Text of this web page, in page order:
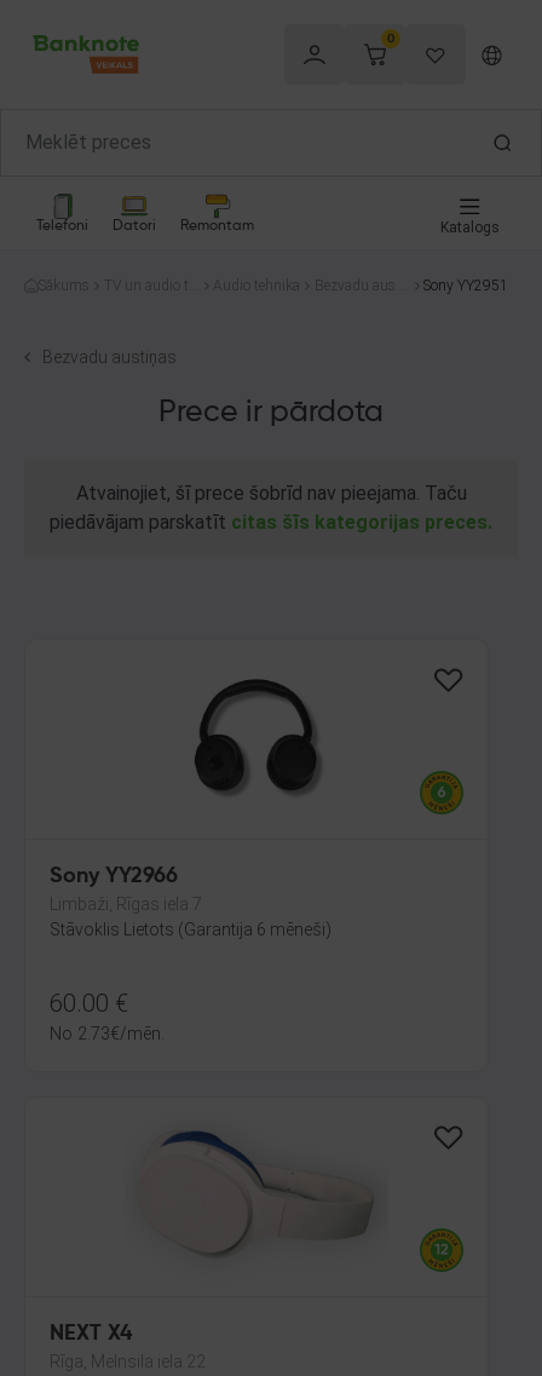
0
Telefoni Datori Remontam Katalogs
Sākums
TV un audio te
Audio tehnika
Bezvadu austi
Sony YY2951
Bezvadu austiņas
Prece ir pārdota
Atvainojiet, šī prece šobrīd nav pieejama. Taču
piedāvājam parskatīt citas šīs kategorijas preces.
Sony YY2966
Limbaži, Rīgas iela 7
Stāvoklis Lietots (Garantija 6 mēneši)
60.00 €
No 2.73€/mēn.
NEXT X4
Rīga, Melnsila iela 22